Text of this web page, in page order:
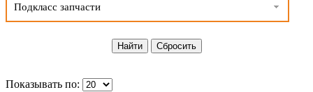
Подкласс запчасти
Показывать по: